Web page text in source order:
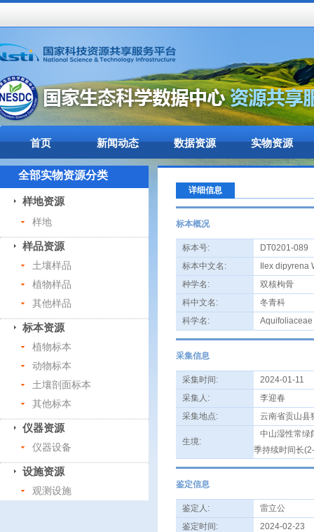
首页 新闻动态 数据资源 实物资源
全部实物资源分类
样地资源
样地
样品资源
土壤样品
植物样品
其他样品
标本资源
植物标本
动物标本
土壤剖面标本
其他标本
仪器资源
仪器设备
设施资源
观测设施
详细信息
标本概况
标本号:
DT0201-089
标本中文名:
Ilex dipyrena
种学名:
双核枸骨
科中文名:
冬青科
科学名:
Aquifoliaceae
采集信息
采集时间:
2024-01-11
采集人:
李迎春
采集地点:
云南省贡山县
生境:
中山湿性常绿
季持续时间长
鉴定信息
鉴定人:
雷立公
鉴定时间:
2024-02-23